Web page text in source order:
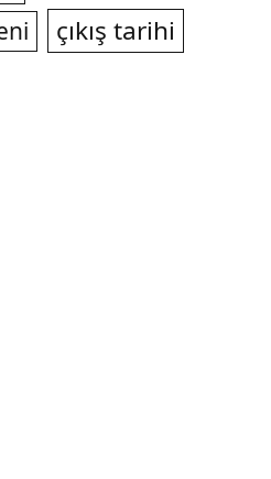
çıkış tarihi